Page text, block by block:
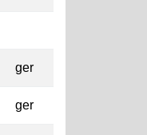
ger
ger